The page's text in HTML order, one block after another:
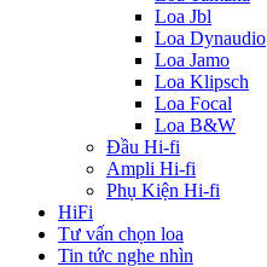
Loa Jbl
Loa Dynaudio
Loa Jamo
Loa Klipsch
Loa Focal
Loa B&W
Đầu Hi-fi
Ampli Hi-fi
Phụ Kiện Hi-fi
HiFi
Tư vấn chọn loa
Tin tức nghe nhìn